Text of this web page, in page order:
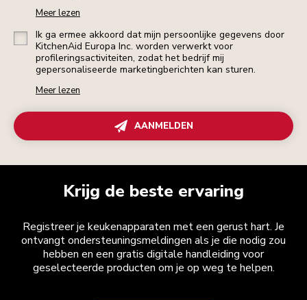
Meer lezen
Ik ga ermee akkoord dat mijn persoonlijke gegevens door
KitchenAid Europa Inc. worden verwerkt voor
profileringsactiviteiten, zodat het bedrijf mij
gepersonaliseerde marketingberichten kan sturen.
Meer lezen
AANMELDEN
Krijg de beste ervaring
Registreer je keukenapparaten met een gerust hart. Je
ontvangt ondersteuningsmeldingen als je die nodig zou
hebben en een gratis digitale handleiding voor
geselecteerde producten om je op weg te helpen.